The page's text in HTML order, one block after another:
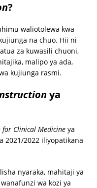
?
waliotolewa kwa
na chuo. Hii ni
za kuwasili chuoni,
malipo ya ada,
kujiunga rasmi.
ya
Clinical Medicine ya
2021/2022 iliyopatikana
nyaraka, mahitaji ya
wa kozi ya